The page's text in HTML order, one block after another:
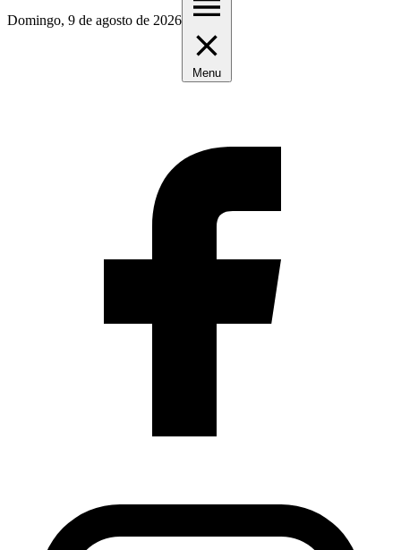
Domingo, 9 de agosto de 2026
Menu